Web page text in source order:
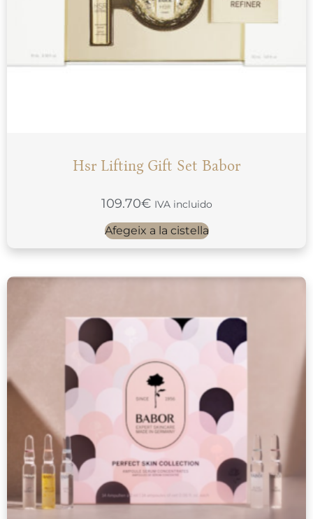
Hsr Lifting Gift Set Babor
109.70€ IVA incluido
Afegeix a la cistella